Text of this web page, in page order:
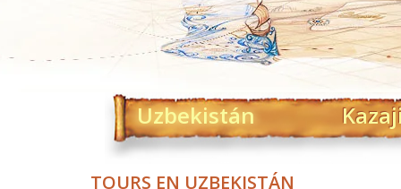
Uzbekistán
TOURS EN UZBEKISTÁN